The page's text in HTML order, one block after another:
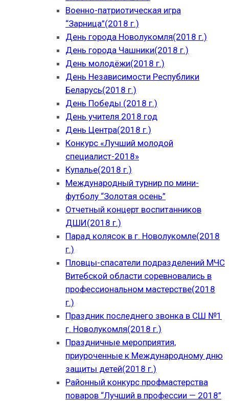
Военно-патриотическая игра
“Зарница”(2018 г.)
День города Новолукомля(2018 г.)
День города Чашники(2018 г.)
День молодёжи(2018 г.)
День Независимости Республики
Беларусь(2018 г.)
День Победы (2018 г.)
День учителя 2018 год
День Центра(2018 г.)
Конкурс «Лучший молодой
специалист-2018»
Купалье(2018 г.)
Международный турнир по мини-
футболу “Золотая осень”
Отчетный концерт воспитанников
ДШИ(2018 г.)
Парад колясок в г. Новолукомле(2018
г.)
Пловцы-спасатели подразделений МЧС
Витебской области соревновались в
профессиональном мастерстве(2018
г.)
Праздник последнего звонка в СШ №1
г. Новолукомля(2018 г.)
Праздничные мероприятия,
приуроченные к Международному дню
защиты детей(2018 г.)
Районный конкурс профмастерства
поваров “Лучший в профессии — 2018”